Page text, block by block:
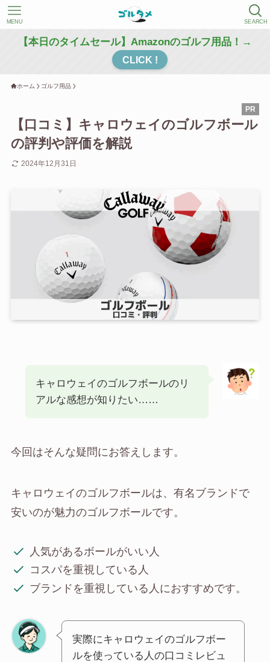
SEARCH
MENU
【本日のタイムセール】Amazonのゴルフ用品！→
CLICK !
ホーム ゴルフ用品
【口コミ】キャロウェイのゴルフボール
の評判や評価を解説
2024年12月31日
キャロウェイのゴルフボールのリ
アルな感想が知りたい……
今回はそんな疑問にお答えします。
キャロウェイのゴルフボールは、有名ブランドで
安いのが魅力のゴルフボールです。
人気があるボールがいい人
コスパを重視している人
ブランドを重視している人におすすめです。
実際にキャロウェイのゴルフボー
ルを使っている人の口コミレビュ